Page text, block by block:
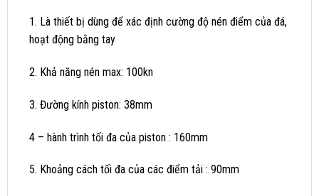
1. Là thiết bị dùng để xác định cường độ nén điểm của đá,
hoạt động bằng tay
2. Khả năng nén max: 100kn
3. Đường kính piston: 38mm
4 – hành trình tối đa của piston : 160mm
5. Khoảng cách tối đa của các điểm tải : 90mm